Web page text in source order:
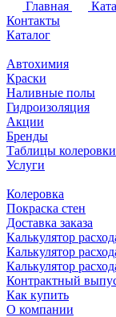
Главная
Контакты
Каталог
Автохимия
Краски
Наливные полы
Гидроизоляция
Акции
Бренды
Таблицы
Услуги
Колеровка
Покраска стен
Доставка заказа
Калькулятор
Калькулятор
Калькулятор
Контрактный
Как купить
О компании